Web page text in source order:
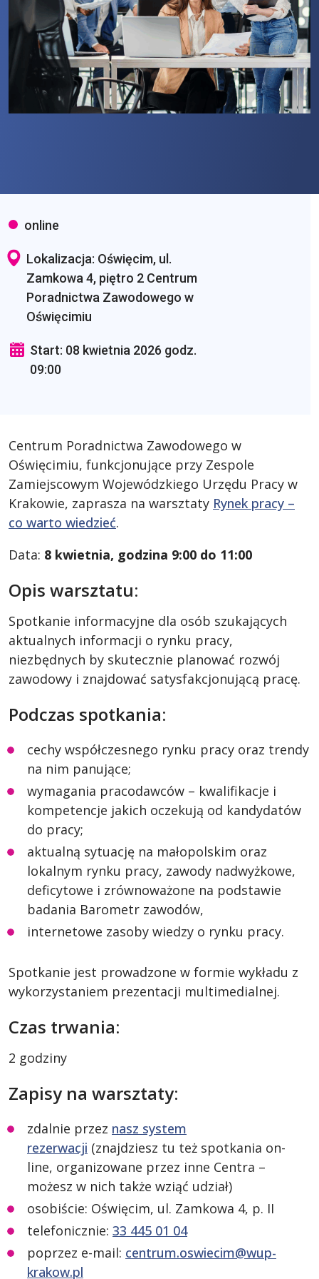
online
Lokalizacja: Oświęcim, ul.
Zamkowa 4, piętro 2 Centrum
Poradnictwa Zawodowego w
Oświęcimiu
Start: 08 kwietnia 2026 godz.
09:00
Centrum Poradnictwa Zawodowego w
Oświęcimiu, funkcjonujące przy Zespole
Zamiejscowym Wojewódzkiego Urzędu Pracy w
Krakowie, zaprasza na warsztaty Rynek pracy –
co warto wiedzieć.
Data: 8 kwietnia, godzina 9:00 do 11:00
Opis warsztatu:
Spotkanie informacyjne dla osób szukających
aktualnych informacji o rynku pracy,
niezbędnych by skutecznie planować rozwój
zawodowy i znajdować satysfakcjonującą pracę.
Podczas spotkania:
cechy współczesnego rynku pracy oraz trendy
na nim panujące;
wymagania pracodawców – kwalifikacje i
kompetencje jakich oczekują od kandydatów
do pracy;
aktualną sytuację na małopolskim oraz
lokalnym rynku pracy, zawody nadwyżkowe,
deficytowe i zrównoważone na podstawie
badania Barometr zawodów,
internetowe zasoby wiedzy o rynku pracy.
Spotkanie jest prowadzone w formie wykładu z
wykorzystaniem prezentacji multimedialnej.
Czas trwania:
2 godziny
Zapisy na warsztaty:
zdalnie przez nasz system
rezerwacji (znajdziesz tu też spotkania on-
line, organizowane przez inne Centra –
możesz w nich także wziąć udział)
osobiście: Oświęcim, ul. Zamkowa 4, p. II
telefonicznie: 33 445 01 04
poprzez e-mail: centrum.oswiecim@wup-
krakow.pl